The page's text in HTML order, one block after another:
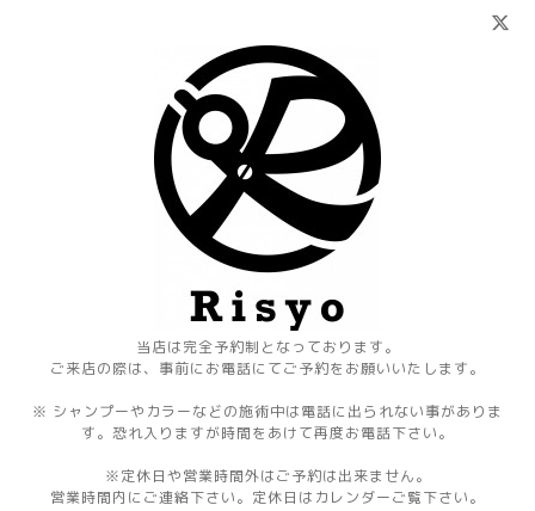
当店は完全予約制となっております。
ご来店の際は、事前にお電話にてご予約をお願いいたします。
※ シャンプーやカラーなどの施術中は電話に出られない事がありま
す。恐れ入りますが時間をあけて再度お電話下さい。
※定休日や営業時間外はご予約は出来ません。
営業時間内にご連絡下さい。定休日はカレンダーご覧下さい。